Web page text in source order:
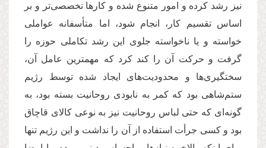
نیز رشد كرده و امور متنوع شده و كارها تخصصی‌تر و بر
اساس تقسیم كار، انجام شود، اما متأسفانه عواملی
خواسته و یا ناخواسته جلوی این رشد تكاملی حوزه را
گرفت و حركت آن را كند كرد كه مهمترین عامل آن،
سختگیری‌ها و محدودیت‌های ایجاد شده توسط رژیم
ستم‌شاهی بود كه كمر به نابودی روحانیت بسته بود، به
گونه‌ای كه حتی لباس روحانیت نیز به نوعی كالای قاچاق
بود و كسی جرأت استفاده از آن را نداشت و این رژیم تنها